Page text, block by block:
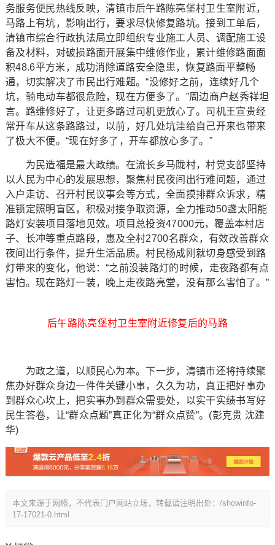
务服务便民热线反映，清镇市后午路陈亮堡村卫生室附近，
马路上有坑，影响出行，要求尽快修复路坑。接到工单后，
清镇市综合行政执法局立即组织专业施工人员、调配施工设
备及材料，对破损路面开展集中维修作业，累计维修路面面
积48.6平方米，成功消除道路安全隐患，恢复路面平整畅
通，切实解决了市民出行难题。“没修好之前，连续好几个
坑，骑电动车都很危险，现在方便多了。”周边商户赵秀祥坦
言。路维修好了，让更多路过司机更放心了。司机王宣贵经
常开车从这条路路过，以前，好几处坑洼给自己开来也带来
了极大不便。“现在好多了，开车都放心多了。”
为民造福是最大政绩。在流长乡马陇村，村党支部坚持
以人民为中心的发展思想，聚焦村民夜间出行难问题，通过
入户走访、召开村民议事会等方式，全面摸排群众诉求，精
准锁定照明盲区，积极对接争取资源，全力推动50盏太阳能
路灯安装项目落地见效。项目总投资47000元，覆盖本村店
子、长冲等重点路段，惠及全村2700名群众，有效改善群众
夜间出行条件，提升生活品质。村民杨成刚就切身感受到路
灯带来的变化，他说：“之前没装路灯的时候，走夜路都有点
害怕。现在路灯一装，晚上走夜路亮堂，没有那么害怕了。”
后午路陈亮堡村卫生室附近修复后的马路
为政之道，以顺民心为本。下一步，清镇市还将持续聚
焦办好群众身边一件件关键小事，久久为功，真正把好事办
到群众心坎上，把实事办到群众需要处，以实干实绩书写好
民生答卷，让“群众点题”真正化为“群众点赞”。(彭克贵 沈建
华)
本文来源于网络，不代表门户网站立场，转载请注明出处：/showinfo-
17-17021-0.html